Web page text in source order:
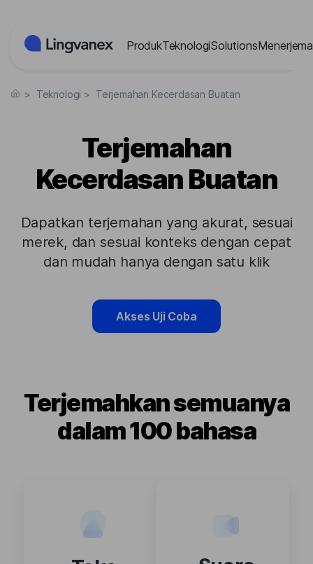
ProdukTeknologiSolutions
> Teknologi > Terjemahan Kecerdasan Buatan
Terjemahan
Kecerdasan Buatan
Dapatkan terjemahan yang akurat, sesuai
merek, dan sesuai konteks dengan cepat
dan mudah hanya dengan satu klik
Akses Uji Coba
Terjemahkan semuanya
dalam 100 bahasa